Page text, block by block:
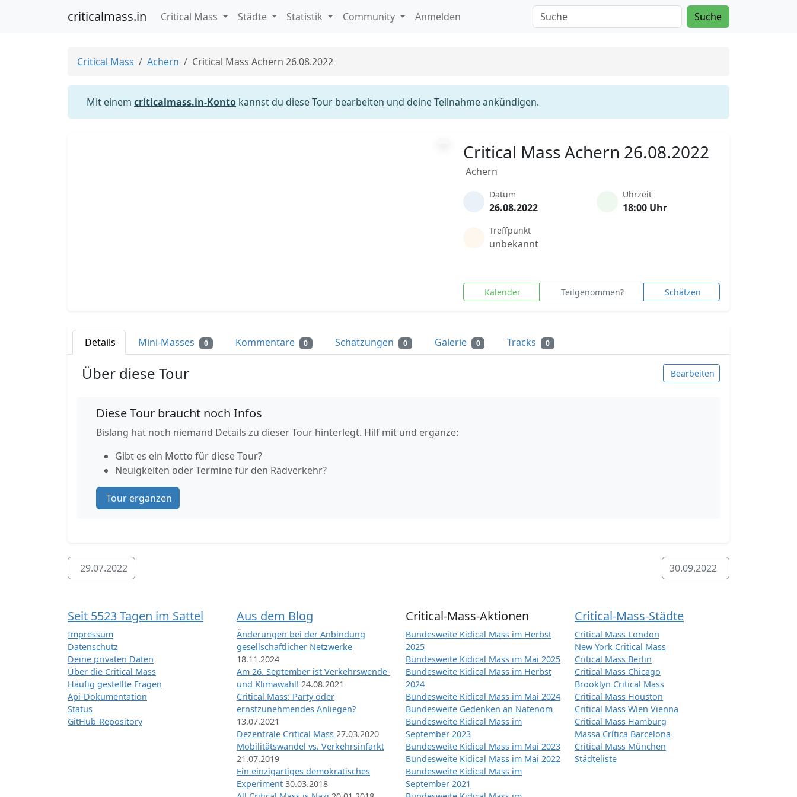
criticalmass.in Critical Mass Städte Statistik Community Anmelden Suche
Critical Mass Achern Critical Mass Achern 26.08.2022
Mit einem criticalmass.in-Konto kannst du diese Tour bearbeiten und deine Teilnahme ankündigen.
Critical Mass Achern 26.08.2022
Achern
Datum
26.08.2022
Uhrzeit
18:00 Uhr
Treffpunkt
unbekannt
Kalender Teilgenommen? Schätzen
Details Mini-Masses 0 Kommentare 0 Schätzungen 0 Galerie 0 Tracks 0
Über diese Tour Bearbeiten
Diese Tour braucht noch Infos
Bislang hat noch niemand Details zu dieser Tour hinterlegt. Hilf mit und ergänze:
Gibt es ein Motto für diese Tour?
Neuigkeiten oder Termine für den Radverkehr?
Tour ergänzen
29.07.2022 30.09.2022
Seit 5523 Tagen im Sattel
Impressum
Datenschutz
Deine privaten Daten
Über die Critical Mass
Häufig gestellte Fragen
Api-Dokumentation
Status
GitHub-Repository
Aus dem Blog
Änderungen bei der Anbindung
gesellschaftlicher Netzwerke
18.11.2024
Am 26. September ist Verkehrswende-
und Klimawahl! 24.08.2021
Critical Mass: Party oder
ernstzunehmendes Anliegen?
13.07.2021
Dezentrale Critical Mass 27.03.2020
Mobilitätswandel vs. Verkehrsinfarkt
21.07.2019
Ein einzigartiges demokratisches
Experiment 30.03.2018
Critical-Mass-Aktionen
Bundesweite Kidical Mass im Herbst
2025
Bundesweite Kidical Mass im Mai 2025
Bundesweite Kidical Mass im Herbst
2024
Bundesweite Kidical Mass im Mai 2024
Bundesweite Gedenken an Natenom
Bundesweite Kidical Mass im
September 2023
Bundesweite Kidical Mass im Mai 2023
Bundesweite Kidical Mass im Mai 2022
Bundesweite Kidical Mass im
September 2021
Critical-Mass-Städte
Critical Mass London
New York Critical Mass
Critical Mass Berlin
Critical Mass Chicago
Brooklyn Critical Mass
Critical Mass Houston
Critical Mass Wien Vienna
Critical Mass Hamburg
Massa Crítica Barcelona
Critical Mass München
Städteliste